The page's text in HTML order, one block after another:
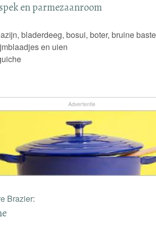
en parmezaanroom
bladerdeeg, bosui, boter, bruine
en uien
Advertentie
Brazier: